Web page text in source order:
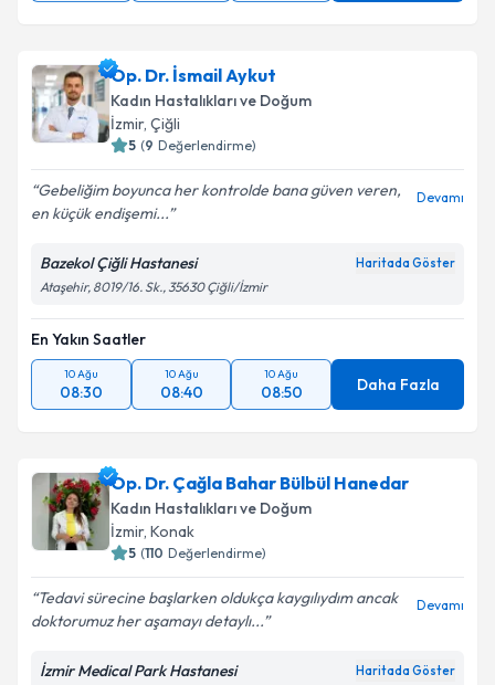
Op. Dr. İsmail Aykut
Kadın Hastalıkları ve Doğum
İzmir, Çiğli
5 (9 Değerlendirme)
Gebeliğim boyunca her kontrolde bana güven veren,
en küçük endişemi...
Devamı
Bazekol Çiğli Hastanesi Haritada Göster
Ataşehir, 8019/16. Sk., 35630 Çiğli/İzmir
En Yakın Saatler
10 Ağu
08:30
10 Ağu
08:40
10 Ağu
08:50 Daha Fazla
Op. Dr. Çağla Bahar Bülbül Hanedar
Kadın Hastalıkları ve Doğum
İzmir, Konak
5 (110 Değerlendirme)
Tedavi sürecine başlarken oldukça kaygılıydım ancak
doktorumuz her aşamayı detaylı...
Devamı
İzmir Medical Park Hastanesi Haritada Göster